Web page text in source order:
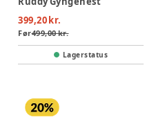
399,20 kr.
Før499,00 kr.
Lagerstatus